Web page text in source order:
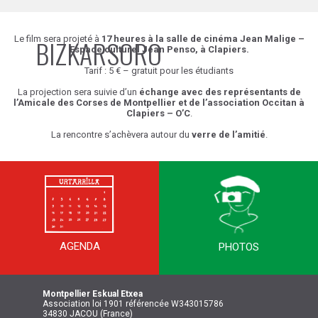
BIZKARSORO
Le film sera projeté à 17 heures à la salle de cinéma Jean Malige –
Espace culturel Jean Penso, à Clapiers.
Tarif : 5 € – gratuit pour les étudiants
La projection sera suivie d’un échange avec des représentants de
l’Amicale des Corses de Montpellier et de l’association Occitan à
Clapiers – O’C.
La rencontre s’achèvera autour du verre de l’amitié.
AGENDA PHOTOS
Montpellier Eskual Etxea
Association loi 1901 référencée W343015786
34830 JACOU (France)